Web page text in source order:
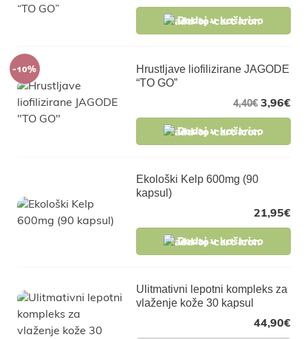
Dodaj v košarico
-10%
Hrustljave liofilizirane JAGODE
“TO GO”
3,96€
4,40€
Dodaj v košarico
Ekološki Kelp 600mg (90
kapsul)
21,95€
Dodaj v košarico
Ulitmativni lepotni kompleks za
vlaženje kože 30 kapsul
44,90€